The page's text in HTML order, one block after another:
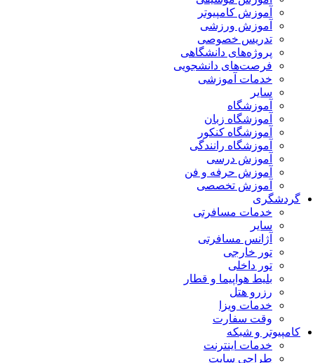
آموزش کامپیوتر
آموزش ورزشی
تدریس خصوصی
پروژه‌های دانشگاهی
فرصت‌های دانشجویی
خدمات آموزشی
سایر
آموزشگاه
آموزشگاه زبان
آموزشگاه کنکور
آموزشگاه رانندگی
آموزش درسی
آموزش حرفه و فن
آموزش تخصصی
گردشگری
خدمات مسافرتی
سایر
آژانس مسافرتی
تور خارجی
تور داخلی
بلیط هواپیما و قطار
رزرو هتل
خدمات ویزا
وقت سفارت
کامپیوتر و شبکه
خدمات اینترنت
طراحی سایت